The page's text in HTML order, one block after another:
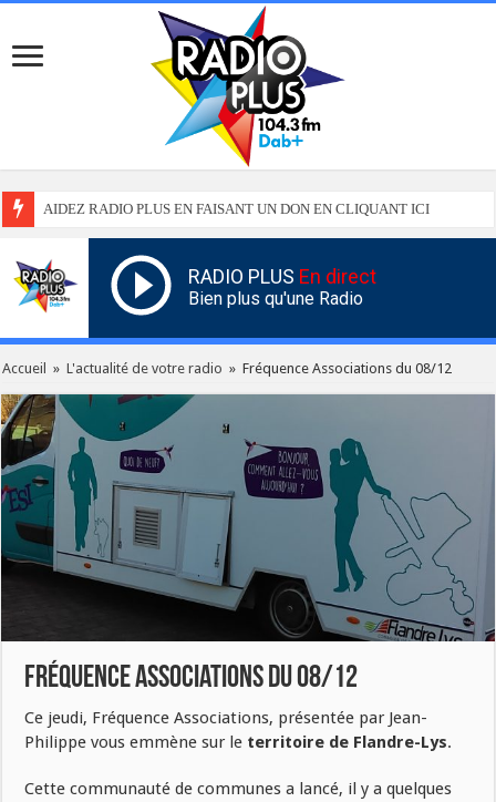
AIDEZ RADIO PLUS EN FAISANT UN DON EN CLIQUANT ICI
RADIO PLUS En direct
Bien plus qu'une Radio
Accueil » L'actualité de votre radio » Fréquence Associations du 08/12
Fréquence Associations du 08/12
Ce jeudi, Fréquence Associations, présentée par Jean-
Philippe vous emmène sur le territoire de Flandre-Lys.
Cette communauté de communes a lancé, il y a quelques